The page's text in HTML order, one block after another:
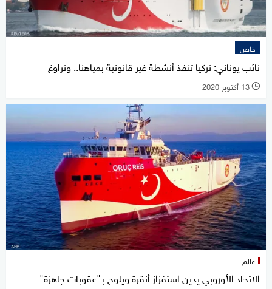
خاص
نائب يوناني: تركيا تنفذ أنشطة غير قانونية بمياهنا.. وتراوغ
l 13 أكتوبر 2020
عالم
الاتحاد الأوروبي يدين استفزاز أنقرة ويلوح بـ"عقوبات جاهزة"